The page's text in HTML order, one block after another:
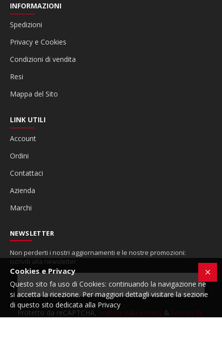
INFORMAZIONI
Spedizioni
Privacy e Cookies
Condizioni di vendita
Resi
Mappa del Sito
LINK UTILI
Account
Ordini
Contattaci
Azienda
Marchi
NEWSLETTER
Non perderti i nostri aggiornamenti e le nostre promozioni:
iscriviti alla newsletter
Cookies e Privacy
Questo sito fa uso di Cookies: continuando la navigazione ne
si accetta la ricezione. Per maggiori dettagli visitare la sezione
di questo sito dedicata alla Privacy